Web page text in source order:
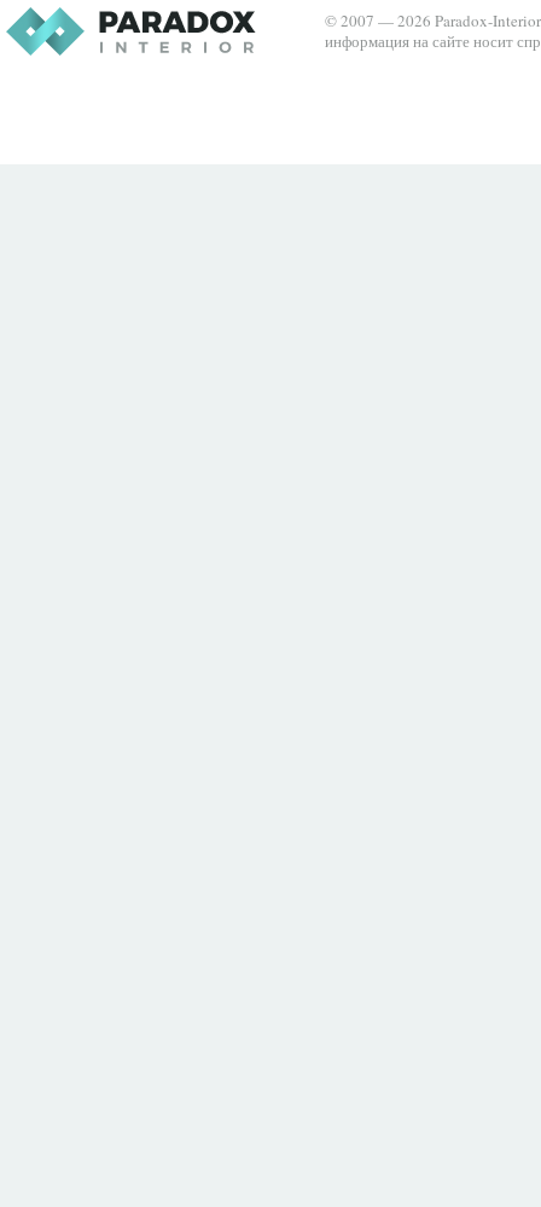
© 2007 — 2026 Paradox-
информация на сайте носит